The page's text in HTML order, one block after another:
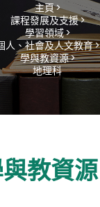
主頁 >
課程發展及支援 >
學習領域 >
人、社會及人文教育 >
學與教資源 >
地理科
教資源